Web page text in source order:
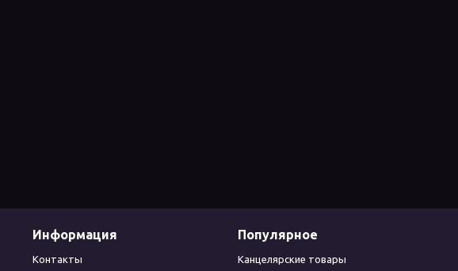
Информация
Контакты
Популярное
Канцелярские товары